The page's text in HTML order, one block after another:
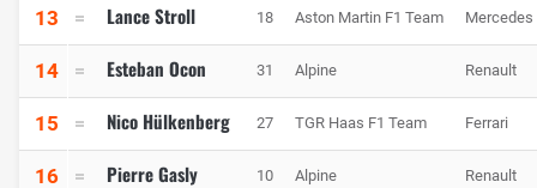
13 Lance Stroll 18 Aston Martin F1 Team Mercedes
14 Esteban Ocon 31 Alpine Renault
15 Nico Hülkenberg 27 TGR Haas F1 Team Ferrari
16 Pierre Gasly 10 Alpine Renault